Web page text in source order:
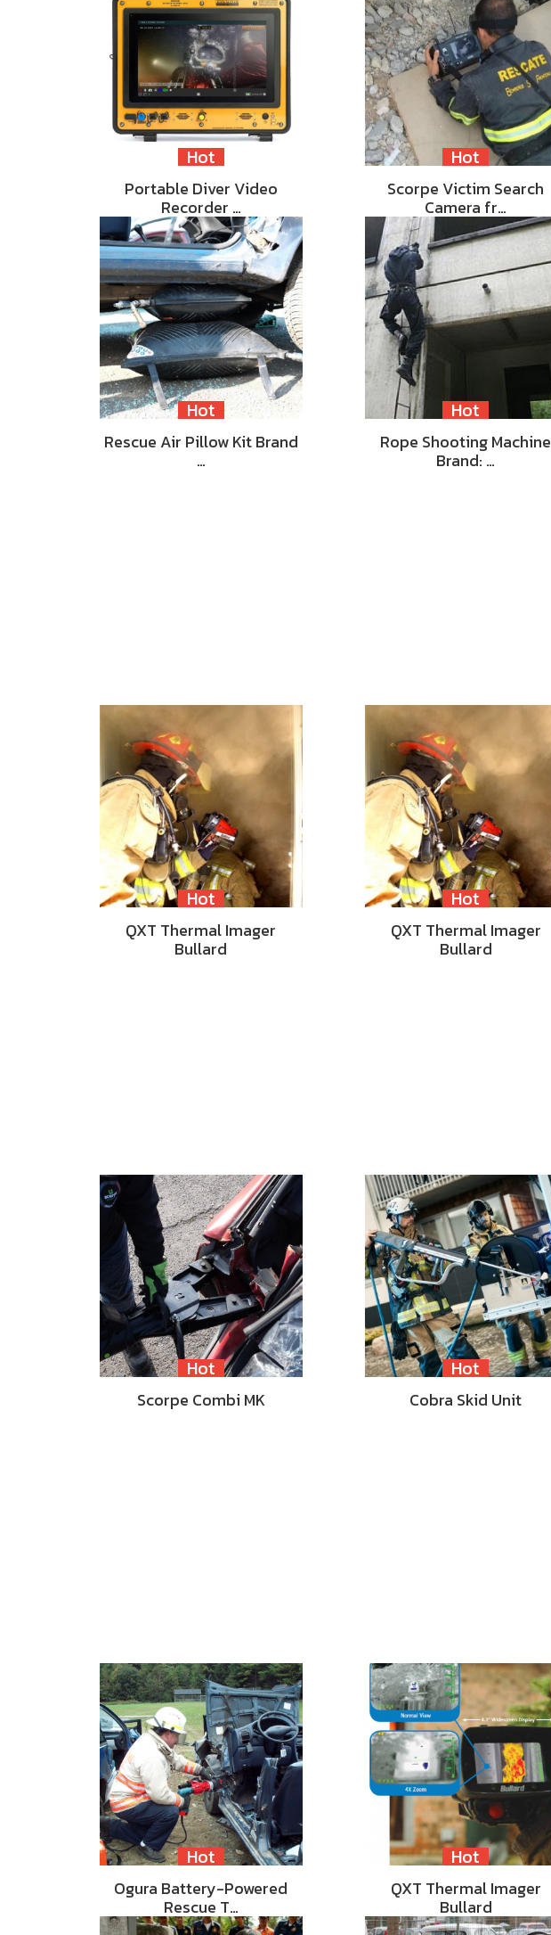
Hot
Portable Diver Video
Recorder …
Hot
Scorpe Victim Search
Camera fr…
Hot
Rescue Air Pillow Kit Brand
…
Hot
Rope Shooting Machine
Brand: …
Hot
QXT Thermal Imager
Bullard
Hot
QXT Thermal Imager
Bullard
Hot
Scorpe Combi MK
Hot
Cobra Skid Unit
Hot
Ogura Battery-Powered
Rescue T…
Hot
QXT Thermal Imager
Bullard